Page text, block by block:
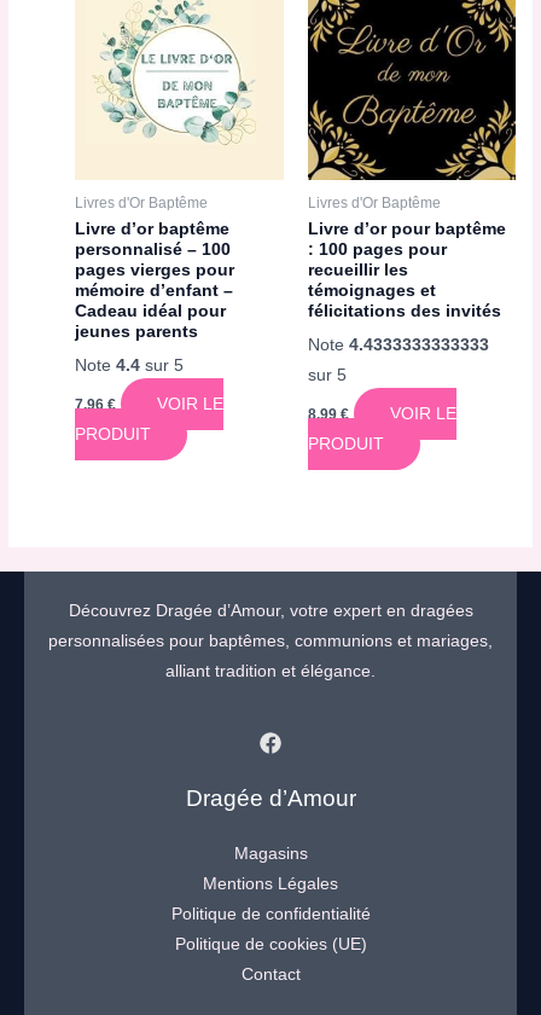
Livres d'Or Baptême
Livre d’or baptême
personnalisé – 100
pages vierges pour
mémoire d’enfant –
Cadeau idéal pour
jeunes parents
Note4.4 sur 5
7,96€
VOIR LE
PRODUIT
Livres d'Or Baptême
Livre d’or pour baptême
: 100 pages pour
recueillir les
témoignages et
félicitations des invités
Note 4.4333333333333
sur 5
8,99 €
VOIR LE
PRODUIT
Découvrez Dragée d’Amour, votre expert en dragées
personnalisées pour baptêmes, communions et mariages,
alliant tradition et élégance.
Dragée d’Amour
Magasins
Mentions Légales
Politique de confidentialité
Politique de cookies (UE)
Contact